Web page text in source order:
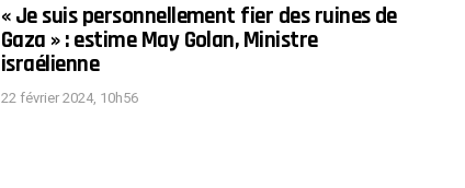
« Je suis personnellement fier des ruines de
Gaza » : estime May Golan, Ministre
israélienne
22 février 2024, 10h56